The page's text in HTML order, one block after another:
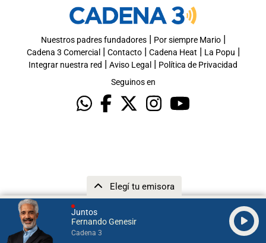
Juntos
Fernando Genesir
Cadena 3
Elegí tu emisora
Nuestros padres fundadores| Por siempre Mario|
Cadena 3 Comercial | Contacto| Cadena Heat | La Popu |
Integrar nuestra red | Aviso Legal | Política de Privacidad
Seguinos en